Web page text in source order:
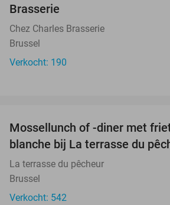
Brasserie
Chez Charles Brasserie
Brussel
Verkocht: 190
Mossellunch of -diner met
blanche bij La terrasse du
La terrasse du pêcheur
Brussel
Verkocht: 542